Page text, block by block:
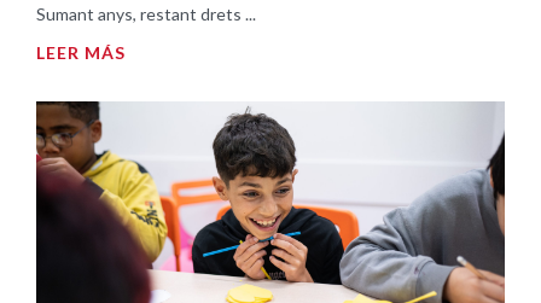
Sumant anys, restant drets ...
LEER MÁS